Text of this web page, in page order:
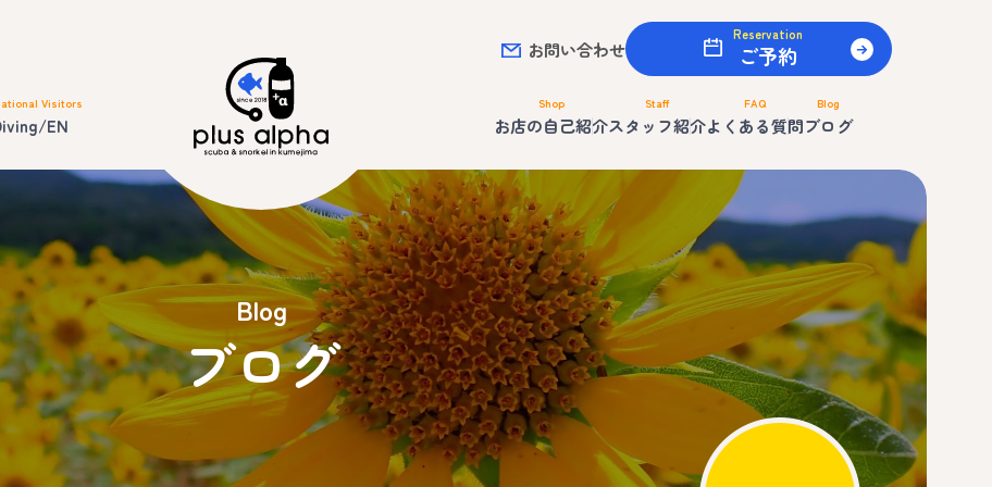
お問い合わせ
Reservation
ご予約
Visitors
EN
Shop
お店の自己紹介
Staff
スタッフ紹介
FAQ
よくある質問
Blog
ブログ
Blog
ブログ